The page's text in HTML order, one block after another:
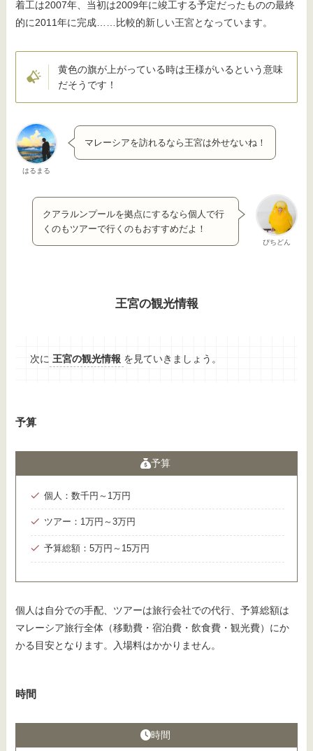
着工は2007年、当初は2009年に竣工する予定だったものの最終
的に2011年に完成……比較的新しい王宮となっています。
黄色の旗が上がっている時は王様がいるという意味
だそうです！
はるまる
マレーシアを訪れるなら王宮は外せないね！
ぴちどん
クアラルンプールを拠点にするなら個人で行
くのもツアーで行くのもおすすめだよ！
王宮の観光情報
次に 王宮の観光情報 を見ていきましょう。
予算
予算
個人：数千円～1万円
ツアー：1万円～3万円
予算総額：5万円～15万円
個人は自分での手配、ツアーは旅行会社での代行、予算総額は
マレーシア旅行全体（移動費・宿泊費・飲食費・観光費）にか
かる目安となります。入場料はかかりません。
時間
時間